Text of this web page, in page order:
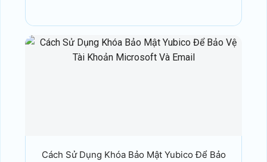
Cách Sử Dụng Khóa Bảo Mật Yubico Để Bảo